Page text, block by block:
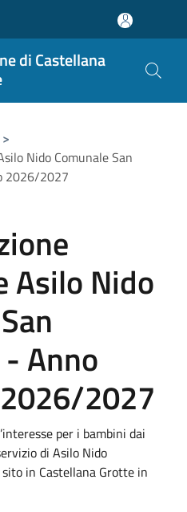
di Castellana
>
Nido Comunale San
2026/2027
Asilo Nido
Anno
2027
per i bambini dai
di Asilo Nido
in Castellana Grotte in